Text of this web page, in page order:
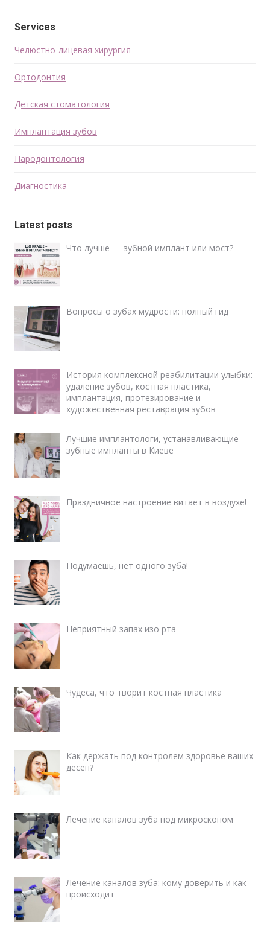
Services
Челюстно-лицевая хирургия
Ортодонтия
Детская стоматология
Имплантация зубов
Пародонтология
Диагностика
Latest posts
Что лучше — зубной имплант или мост?
Вопросы о зубах мудрости: полный гид
История комплексной реабилитации улыбки:
удаление зубов, костная пластика,
имплантация, протезирование и
художественная реставрация зубов
Лучшие имплантологи, устанавливающие
зубные импланты в Киеве
Праздничное настроение витает в воздухе!
Подумаешь, нет одного зуба!
Неприятный запах изо рта
Чудеса, что творит костная пластика
Как держать под контролем здоровье ваших
десен?
Лечение каналов зуба под микроскопом
Лечение каналов зуба: кому доверить и как
происходит